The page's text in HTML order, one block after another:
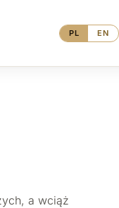
PL EN
a wciąż